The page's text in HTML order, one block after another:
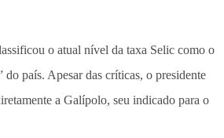
o atual nível da taxa Selic como o
país. Apesar das críticas, o presidente
a Galípolo, seu indicado para o